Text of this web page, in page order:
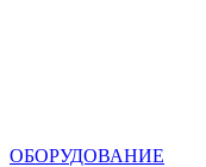
ОБОРУДОВАНИЕ